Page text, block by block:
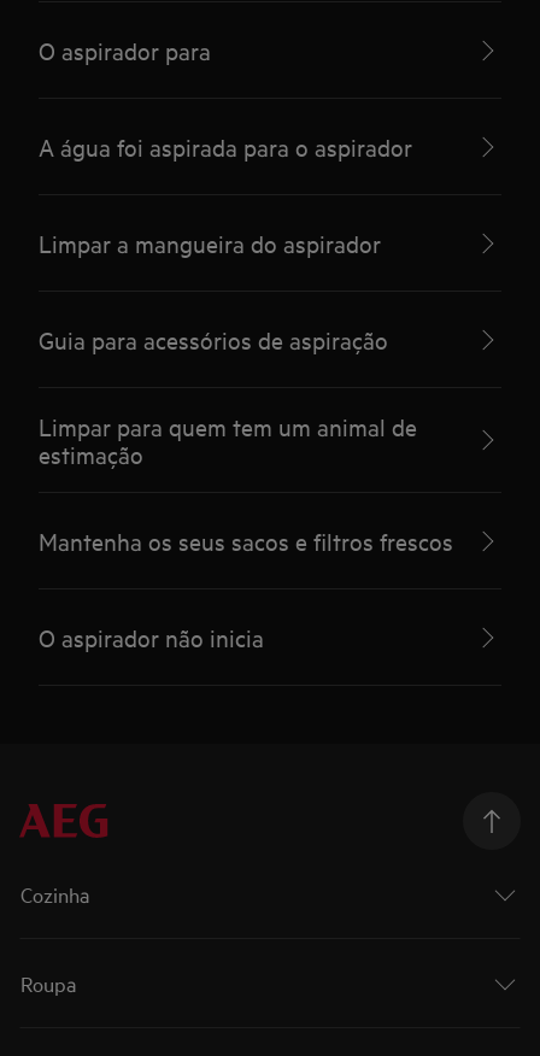
O aspirador para
A água foi aspirada para o aspirador
Limpar a mangueira do aspirador
Guia para acessórios de aspiração
Limpar para quem tem um animal de
estimação
Mantenha os seus sacos e filtros frescos
O aspirador não inicia
Cozinha
Roupa